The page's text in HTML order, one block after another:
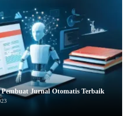
Pembuat Jurnal Otomatis Terbaik